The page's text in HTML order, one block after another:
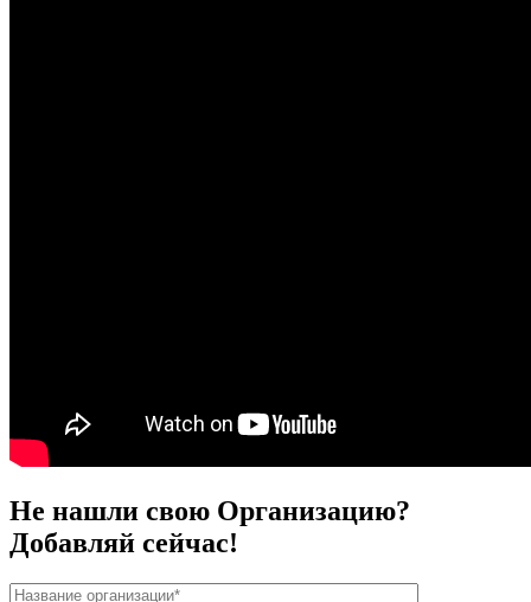
Не нашли свою Организацию?
Добавляй сейчас!